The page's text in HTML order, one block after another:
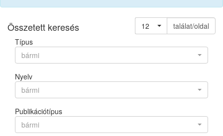
Összetett keresés 12
találat/oldal
Típus
bármi
Nyelv
bármi
Publikációtípus
bármi